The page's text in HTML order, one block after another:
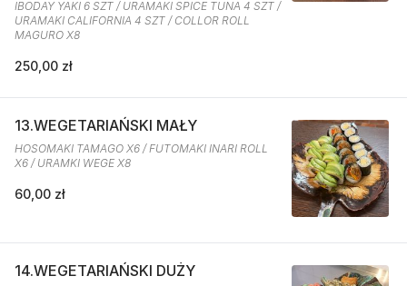
IBODAY YAKI 6 SZT / URAMAKI SPICE TUNA 4 SZT /
URAMAKI CALIFORNIA 4 SZT / COLLOR ROLL
MAGURO X8
250,00 zł
13.WEGETARIAŃSKI MAŁY
HOSOMAKI TAMAGO X6 / FUTOMAKI INARI ROLL
X6 / URAMKI WEGE X8
60,00 zł
14.WEGETARIAŃSKI DUŻY